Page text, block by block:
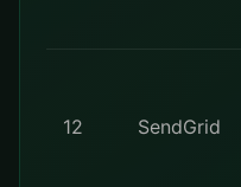
12 SendGrid